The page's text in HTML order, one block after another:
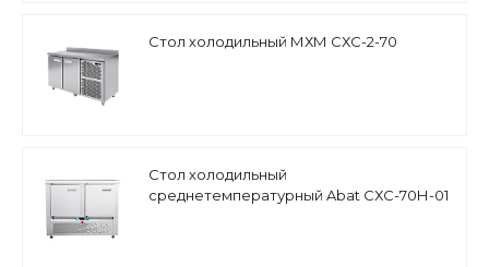
Стол холодильный МХМ СХС-2-70
Стол холодильный
среднетемпературный Abat СХС-70Н-01